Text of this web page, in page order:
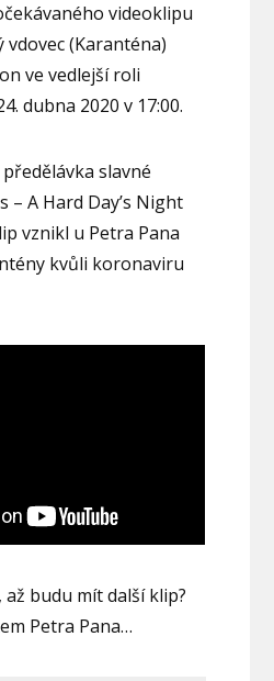
videoklipu
vdovec (Karanténa)
ve vedlejší roli
dubna 2020 v 17:00.
slavné
– A Hard Day’s Night
vznikl u Petra Pana
kvůli koronaviru
až budu mít další klip?
Petra Pana…